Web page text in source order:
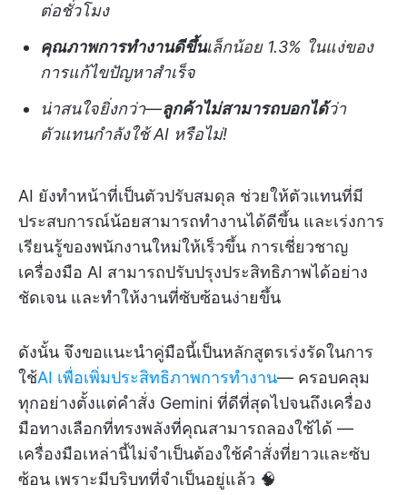
ต่อชั่วโมง
คุณภาพการทำงานดีขึ้นเล็กน้อย 1.3% ในแง่ของ
การแก้ไขปัญหาสำเร็จ
น่าสนใจยิ่งกว่า—ลูกค้าไม่สามารถบอกได้ว่า
ตัวแทนกำลังใช้ AI หรือไม่!
AI ยังทำหน้าที่เป็นตัวปรับสมดุล ช่วยให้ตัวแทนที่มี
ประสบการณ์น้อยสามารถทำงานได้ดีขึ้น และเร่งการ
เรียนรู้ของพนักงานใหม่ให้เร็วขึ้น การเชี่ยวชาญ
เครื่องมือ AI สามารถปรับปรุงประสิทธิภาพได้อย่าง
ชัดเจน และทำให้งานที่ซับซ้อนง่ายขึ้น
ดังนั้น จึงขอแนะนำคู่มือนี้เป็นหลักสูตรเร่งรัดในการ
ใช้AI เพื่อเพิ่มประสิทธิภาพการทำงาน— ครอบคลุม
ทุกอย่างตั้งแต่คำสั่ง Gemini ที่ดีที่สุดไปจนถึงเครื่อง
มือทางเลือกที่ทรงพลังที่คุณสามารถลองใช้ได้ —
เครื่องมือเหล่านี้ไม่จำเป็นต้องใช้คำสั่งที่ยาวและซับ
ซ้อน เพราะมีบริบทที่จำเป็นอยู่แล้ว 🧠